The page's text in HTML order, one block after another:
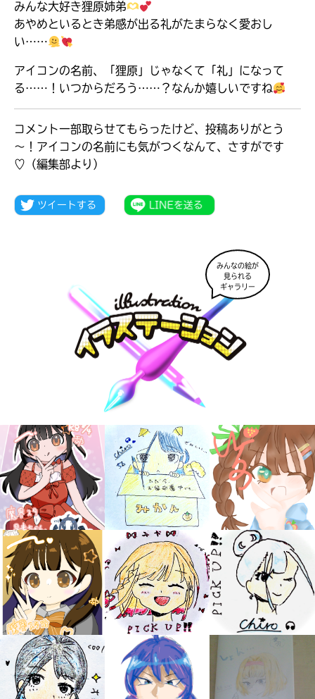
できる掲示板
キミノラジオ配信中！
いろんな動画が
みんな大好き狸原姉弟
あやめといるとき弟感が出る礼がたまらなく愛おし
い……
アイコンの名前、「狸原」じゃなくて「礼」になって
る……！いつからだろう……？なんか嬉しいですね
コメント一部取らせてもらったけど、投稿ありがとう
～！アイコンの名前にも気がつくなんて、さすがです
♡（編集部より）
みんなの絵が
見られる
ギャラリー